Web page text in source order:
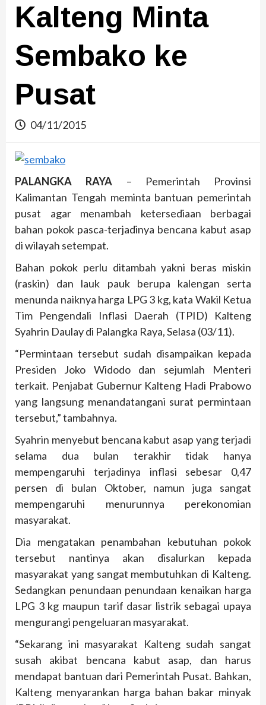
Kalteng Minta
Sembako ke
Pusat
04/11/2015
PALANGKA RAYA – Pemerintah Provinsi
Kalimantan Tengah meminta bantuan pemerintah
pusat agar menambah ketersediaan berbagai
bahan pokok pasca-terjadinya bencana kabut asap
di wilayah setempat.
Bahan pokok perlu ditambah yakni beras miskin
(raskin) dan lauk pauk berupa kalengan serta
menunda naiknya harga LPG 3 kg, kata Wakil Ketua
Tim Pengendali Inflasi Daerah (TPID) Kalteng
Syahrin Daulay di Palangka Raya, Selasa (03/11).
“Permintaan tersebut sudah disampaikan kepada
Presiden Joko Widodo dan sejumlah Menteri
terkait. Penjabat Gubernur Kalteng Hadi Prabowo
yang langsung menandatangani surat permintaan
tersebut,” tambahnya.
Syahrin menyebut bencana kabut asap yang terjadi
selama dua bulan terakhir tidak hanya
mempengaruhi terjadinya inflasi sebesar 0,47
persen di bulan Oktober, namun juga sangat
mempengaruhi menurunnya perekonomian
masyarakat.
Dia mengatakan penambahan kebutuhan pokok
tersebut nantinya akan disalurkan kepada
masyarakat yang sangat membutuhkan di Kalteng.
Sedangkan penundaan penundaan kenaikan harga
LPG 3 kg maupun tarif dasar listrik sebagai upaya
mengurangi pengeluaran masyarakat.
“Sekarang ini masyarakat Kalteng sudah sangat
susah akibat bencana kabut asap, dan harus
mendapat bantuan dari Pemerintah Pusat. Bahkan,
Kalteng menyarankan harga bahan bakar minyak